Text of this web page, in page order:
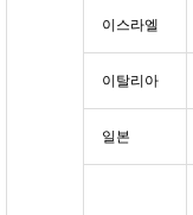
이스라엘
이탈리아
일본